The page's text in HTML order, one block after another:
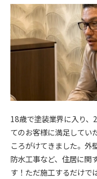
18歳で塗装業界に入り
てのお客様に満足してい
ころがけてきました。外
防水工事など、住居に関
す！ただ施工するだけで